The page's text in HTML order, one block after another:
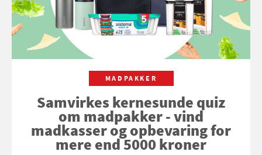
MADPAKKER
Samvirkes kernesunde quiz
om madpakker - vind
madkasser og opbevaring for
mere end 5000 kroner